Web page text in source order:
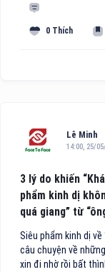
0 Thích
Lê Minh
14:00, 25/
3 lý do khiến
phẩm kinh dị
quá giang” từ
Siêu phẩm kinh dị
câu chuyện về
xin đi nhờ rồi bất